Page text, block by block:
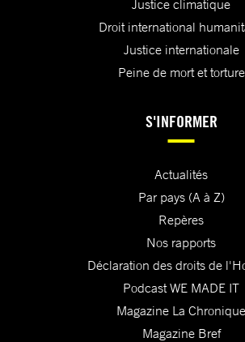
Justice climatique
Droit international
Justice internationale
Peine de mort et torture
S'INFORMER
Actualités
Par pays (A à Z)
Repères
Nos rapports
Déclaration des droits de
Podcast WE MADE IT
Magazine La Chronique
Magazine Bref